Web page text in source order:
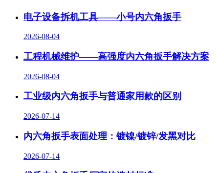
电子设备拆机工具——小号内六角扳手
2026-08-04
工程机械维护——高强度内六角扳手解决方案
2026-08-04
工业级内六角扳手与普通家用款的区别
2026-07-14
内六角扳手表面处理：镀镍/镀锌/发黑对比
2026-07-14